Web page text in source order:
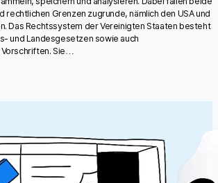
rechtlichen Grenzen zugrunde, nämlich den USA und
Das Rechtssystem der Vereinigten Staaten besteht
und Landesgesetzen sowie auch
Sie…